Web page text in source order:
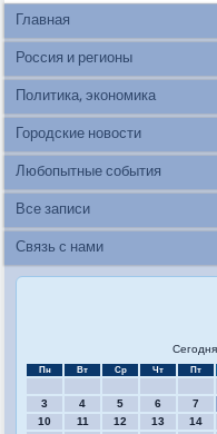
Главная
Россия и регионы
Политика, экономика
Городские новости
Любопытные события
Все записи
Связь с нами
Пн Вт Ср Чт Пт
3
4 5 6 7
10
11 12 13 14